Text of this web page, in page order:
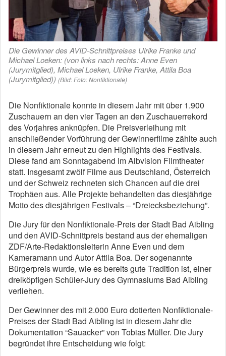
Die Gewinner des AVID-Schnittpreises Ulrike Franke und
Michael Loeken: (von links nach rechts: Anne Even
(Jurymitglied), Michael Loeken, Ulrike Franke, Attila Boa
(Jurymitglied)) (Bild: Foto: Nonfiktionale)
Die Nonfiktionale konnte in diesem Jahr mit über 1.900
Zuschauern an den vier Tagen an den Zuschauerrekord
des Vorjahres anknüpfen. Die Preisverleihung mit
anschließender Vorführung der Gewinnerfilme zählte auch
in diesem Jahr erneut zu den Highlights des Festivals.
Diese fand am Sonntagabend im Aibvision Filmtheater
statt. Insgesamt zwölf Filme aus Deutschland, Österreich
und der Schweiz rechneten sich Chancen auf die drei
Trophäen aus. Alle Projekte behandelten das diesjährige
Motto des diesjährigen Festivals – “Dreiecksbeziehung”.
Die Jury für den Nonfiktionale-Preis der Stadt Bad Aibling
und den AVID-Schnittpreis bestand aus der ehemaligen
ZDF/Arte-Redaktionsleiterin Anne Even und dem
Kameramann und Autor Attila Boa. Der sogenannte
Bürgerpreis wurde, wie es bereits gute Tradition ist, einer
dreiköpfigen Schüler-Jury des Gymnasiums Bad Aibling
verliehen.
Der Gewinner des mit 2.000 Euro dotierten Nonfiktionale-
Preises der Stadt Bad Aibling ist in diesem Jahr die
Dokumentation “Sauacker” von Tobias Müller. Die Jury
begründet ihre Entscheidung wie folgt: